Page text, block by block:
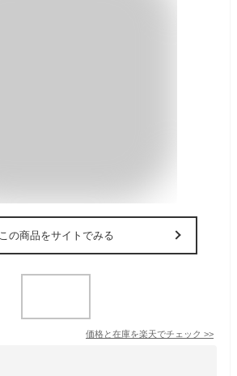
この商品をサイトでみる
価格と在庫を楽天でチェック >>